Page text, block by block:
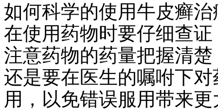
如何科学的使用牛皮癣
在使用药物时要仔细查
注意药物的药量把握清
还是要在医生的嘱咐下
用，以免错误服用带来